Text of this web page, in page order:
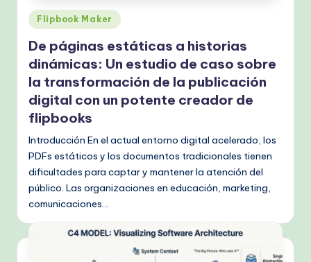
Publicado
en
Flipbook Maker
De páginas estáticas a historias
dinámicas: Un estudio de caso sobre
la transformación de la publicación
digital con un potente creador de
flipbooks
Introducción En el actual entorno digital acelerado, los
PDFs estáticos y los documentos tradicionales tienen
dificultades para captar y mantener la atención del
público. Las organizaciones en educación, marketing,
comunicaciones…